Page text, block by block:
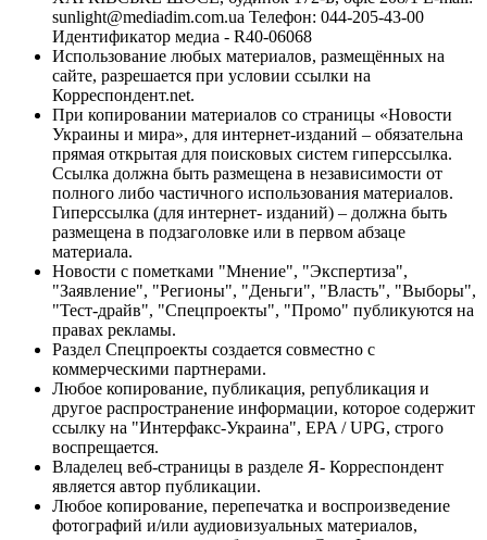
sunlight@mediadim.com.ua Телефон: 044-205-43-00
Идентификатор медиа - R40-06068
Использование любых материалов, размещённых на
сайте, разрешается при условии ссылки на
Корреспондент.net.
При копировании материалов со страницы «Новости
Украины и мира», для интернет-изданий – обязательна
прямая открытая для поисковых систем гиперссылка.
Ссылка должна быть размещена в независимости от
полного либо частичного использования материалов.
Гиперссылка (для интернет- изданий) – должна быть
размещена в подзаголовке или в первом абзаце
материала.
Новости с пометками "Мнение", "Экспертиза",
"Заявление", "Регионы", "Деньги", "Власть", "Выборы",
"Тест-драйв", "Спецпроекты", "Промо" публикуются на
правах рекламы.
Раздел Спецпроекты создается совместно с
коммерческими партнерами.
Любое копирование, публикация, републикация и
другое распространение информации, которое содержит
ссылку на "Интерфакс-Украина", EPA / UPG, строго
воспрещается.
Владелец веб-страницы в разделе Я- Корреспондент
является автор публикации.
Любое копирование, перепечатка и воспроизведение
фотографий и/или аудиовизуальных материалов,